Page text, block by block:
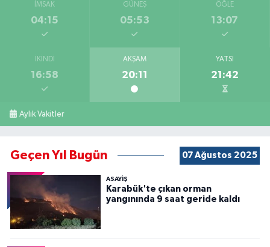
İMSAK
04:15
GÜNEŞ
05:53
ÖĞLE
13:07
İKINDI
16:58
AKŞAM
20:11
YATSI
21:42
Aylık Vakitler
Geçen Yıl Bugün 07 Ağustos 2025
ASAYİŞ
Karabük'te çıkan orman
yangınında 9 saat geride kaldı